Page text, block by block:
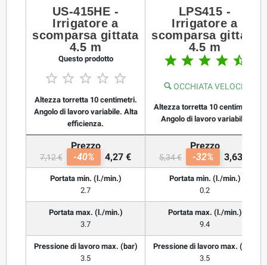
US-415HE -
Irrigatore a
scomparsa gittata
4.5 m
Questo prodotto
    
Altezza torretta 10 centimetri.
Angolo di lavoro variabile. Alta
efficienza.
LPS415 -
Irrigatore a
scomparsa gittata
4.5 m
    
OCCHIATA VELOCE
Altezza torretta 10 centimetri.
Angolo di lavoro variabile.
Prezzo
7,12 € -40% 4,27 €
Prezzo
5,34 € -32% 3,63 €
Portata min. (l./min.)
2.7
Portata min. (l./min.)
0.2
Portata max. (l./min.)
3.7
Portata max. (l./min.)
9.4
Pressione di lavoro max. (bar)
3.5
Pressione di lavoro max. (bar)
3.5